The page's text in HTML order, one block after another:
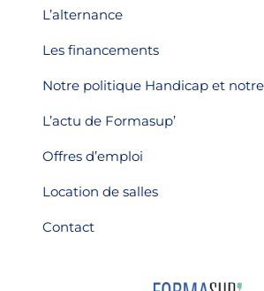
L’alternance
Les financements
Notre politique Handicap et
L’actu de Formasup’
Offres d’emploi
Location de salles
Contact